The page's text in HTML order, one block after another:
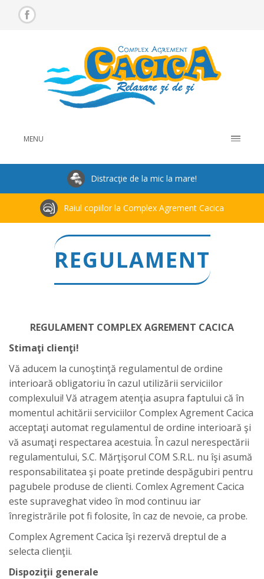
MENU
Distracţie de la mic la mare!
Raiul copiilor la Complex Agrement Cacica
REGULAMENT
REGULAMENT COMPLEX AGREMENT CACICA
Stimaţi clienţi!
Vă aducem la cunoştinţă regulamentul de ordine
interioară obligatoriu în cazul utilizării serviciilor
complexului! Vă­ atragem atenţia asupra faptului că în
momentul achitării serviciilor Complex Agrement Cacica
acceptaţi automat regulamentul de ordine interioară şi
vă asumaţi respectarea acestuia. În cazul nerespectării
regulamentului, S.C. Mărţişorul COM S.R.L. nu îşi asumă
responsabilitatea şi poate pretinde despăgubiri pentru
pagubele produse de clienti. Comlex Agrement Cacica
este supraveghat video în mod continuu iar
înregistrările pot fi folosite, în caz de nevoie, ca probe.
Complex Agrement Cacica îşi rezervă dreptul de a
selecta clienţii.
Dispoziţii generale